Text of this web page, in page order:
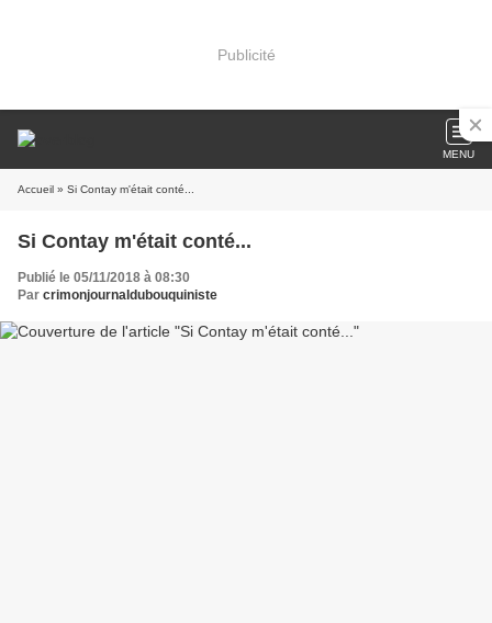
Publicité
MENU
Accueil » Si Contay m'était conté...
Si Contay m'était conté...
Publié le 05/11/2018 à 08:30
Par crimonjournaldubouquiniste